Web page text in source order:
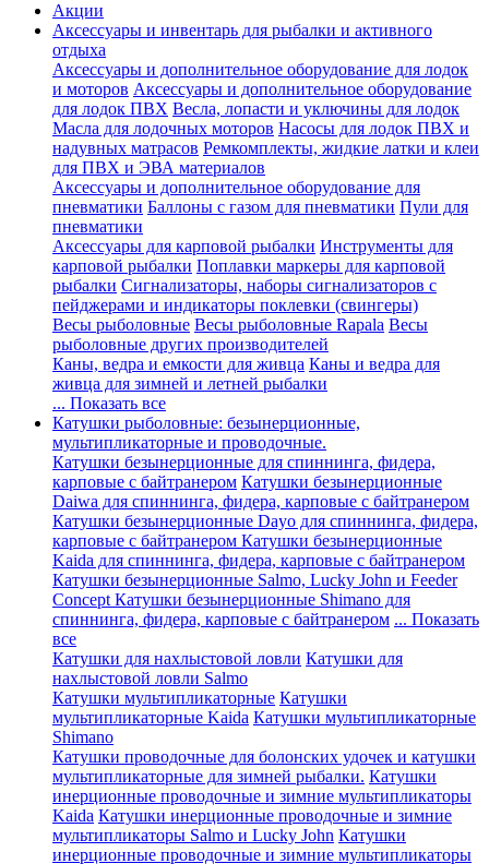
Акции
Аксессуары и инвентарь для рыбалки и активного
отдыха
Аксессуары и дополнительное оборудование для лодок
и моторов Аксессуары и дополнительное оборудование
для лодок ПВХ Весла, лопасти и уключины для лодок
Масла для лодочных моторов Насосы для лодок ПВХ и
надувных матрасов Ремкомплекты, жидкие латки и клеи
для ПВХ и ЭВА материалов
Аксессуары и дополнительное оборудование для
пневматики Баллоны с газом для пневматики Пули для
пневматики
Аксессуары для карповой рыбалки Инструменты для
карповой рыбалки Поплавки маркеры для карповой
рыбалки Сигнализаторы, наборы сигнализаторов с
пейджерами и индикаторы поклевки (свингеры)
Весы рыболовные Весы рыболовные Rapala Весы
рыболовные других производителей
Каны, ведра и емкости для живца Каны и ведра для
живца для зимней и летней рыбалки
... Показать все
Катушки рыболовные: безынерционные,
мультипликаторные и проводочные.
Катушки безынерционные для спиннинга, фидера,
карповые с байтранером Катушки безынерционные
Daiwa для спиннинга, фидера, карповые с байтранером
Катушки безынерционные Dayo для спиннинга, фидера,
карповые с байтранером Катушки безынерционные
Kaida для спиннинга, фидера, карповые с байтранером
Катушки безынерционные Salmo, Lucky John и Feeder
Concept Катушки безынерционные Shimano для
спиннинга, фидера, карповые с байтранером ... Показать
все
Катушки для нахлыстовой ловли Катушки для
нахлыстовой ловли Salmo
Катушки мультипликаторные Катушки
мультипликаторные Kaida Катушки мультипликаторные
Shimano
Катушки проводочные для болонских удочек и катушки
мультипликаторные для зимней рыбалки. Катушки
инерционные проводочные и зимние мультипликаторы
Kaida Катушки инерционные проводочные и зимние
мультипликаторы Salmo и Lucky John Катушки
инерционные проводочные и зимние мультипликаторы